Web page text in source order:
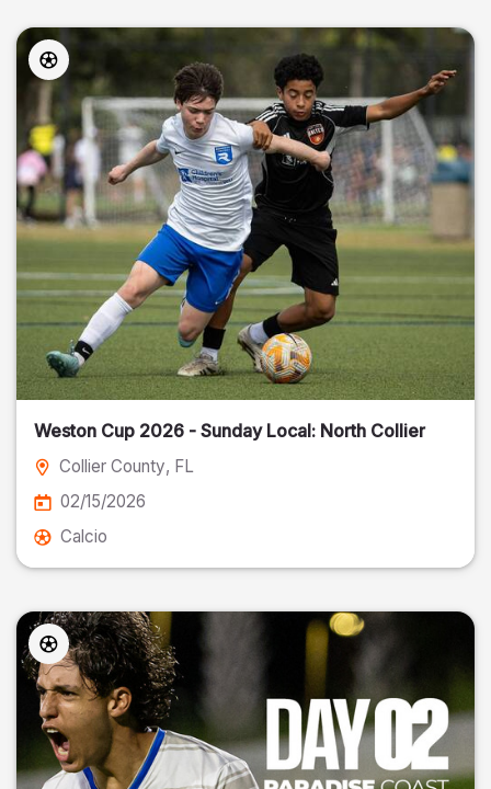
Weston Cup 2026 - Sunday Local: North Collier
Collier County, FL
02/15/2026
Calcio